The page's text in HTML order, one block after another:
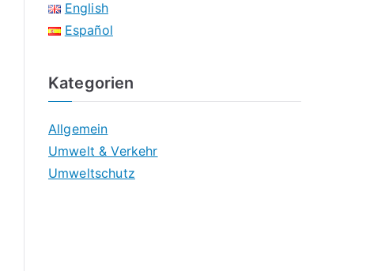
English
Español
Kategorien
Allgemein
Umwelt & Verkehr
Umweltschutz